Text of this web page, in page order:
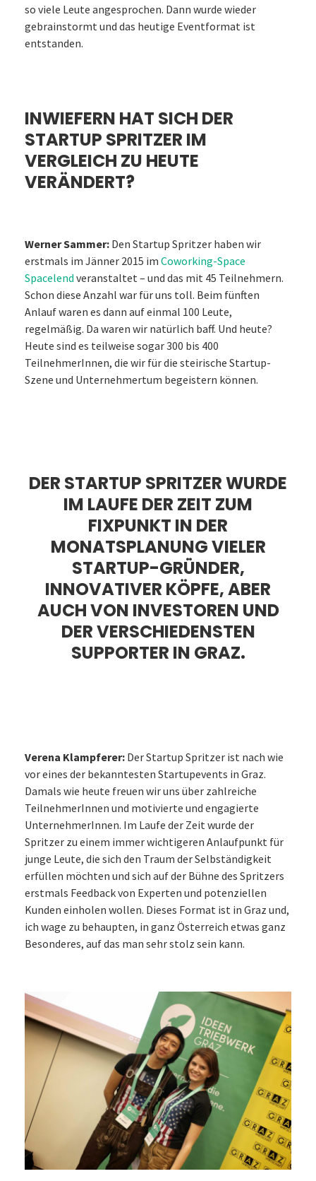
so viele Leute angesprochen. Dann wurde wieder
gebrainstormt und das heutige Eventformat ist
entstanden.
INWIEFERN HAT SICH DER
STARTUP SPRITZER IM
VERGLEICH ZU HEUTE
VERÄNDERT?
Werner Sammer: Den Startup Spritzer haben wir
erstmals im Jänner 2015 im Coworking-Space
Spacelend veranstaltet – und das mit 45 Teilnehmern.
Schon diese Anzahl war für uns toll. Beim fünften
Anlauf waren es dann auf einmal 100 Leute,
regelmäßig. Da waren wir natürlich baff. Und heute?
Heute sind es teilweise sogar 300 bis 400
TeilnehmerInnen, die wir für die steirische Startup-
Szene und Unternehmertum begeistern können.
DER STARTUP SPRITZER WURDE
IM LAUFE DER ZEIT ZUM
FIXPUNKT IN DER
MONATSPLANUNG VIELER
STARTUP-GRÜNDER,
INNOVATIVER KÖPFE, ABER
AUCH VON INVESTOREN UND
DER VERSCHIEDENSTEN
SUPPORTER IN GRAZ.
Verena Klampferer: Der Startup Spritzer ist nach wie
vor eines der bekanntesten Startupevents in Graz.
Damals wie heute freuen wir uns über zahlreiche
TeilnehmerInnen und motivierte und engagierte
UnternehmerInnen. Im Laufe der Zeit wurde der
Spritzer zu einem immer wichtigeren Anlaufpunkt für
junge Leute, die sich den Traum der Selbständigkeit
erfüllen möchten und sich auf der Bühne des Spritzers
erstmals Feedback von Experten und potenziellen
Kunden einholen wollen. Dieses Format ist in Graz und,
ich wage zu behaupten, in ganz Österreich etwas ganz
Besonderes, auf das man sehr stolz sein kann.